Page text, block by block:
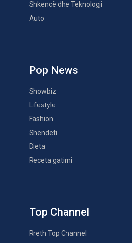
Shkencë dhe Teknologji
Auto
Pop News
Showbiz
Lifestyle
Fashion
Shëndeti
Dieta
Receta gatimi
Top Channel
Rreth Top Channel